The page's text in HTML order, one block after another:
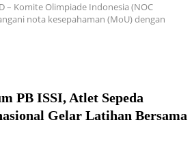
– Komite Olimpiade Indonesia (NOC
nota kesepahaman (MoU) dengan
PB ISSI, Atlet Sepeda
Gelar Latihan Bersama